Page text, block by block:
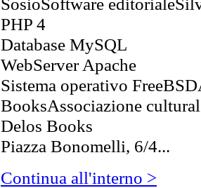
PHP 4
Database MySQL
WebServer Apache
Sistema operativo
BooksAssociazione
Delos Books
Piazza Bonomelli, 6/4...
Continua all'interno >